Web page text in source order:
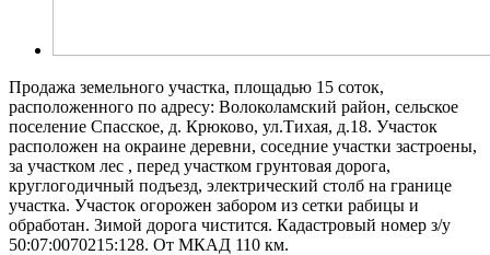
Продажа земельного участка, площадью 15 соток,
расположенного по адресу: Волоколамский район, сельское
поселение Спасское, д. Крюково, ул.Тихая, д.18. Участок
расположен на окраине деревни, соседние участки застроены,
за участком лес , перед участком грунтовая дорога,
круглогодичный подъезд, электрический столб на границе
участка. Участок огорожен забором из сетки рабицы и
обработан. Зимой дорога чистится. Кадастровый номер з/у
50:07:0070215:128. От МКАД 110 км.